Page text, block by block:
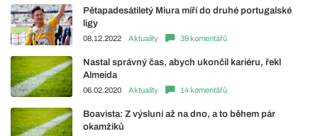
Pětapadesátiletý Miura míří do druhé portugalské
ligy
08.12.2022 Aktuality 39 komentářů
Nastal správný čas, abych ukončil kariéru, řekl
Almeida
06.02.2020 Aktuality 14 komentářů
Boavista: Z výsluní až na dno, a to během pár
okamžiků